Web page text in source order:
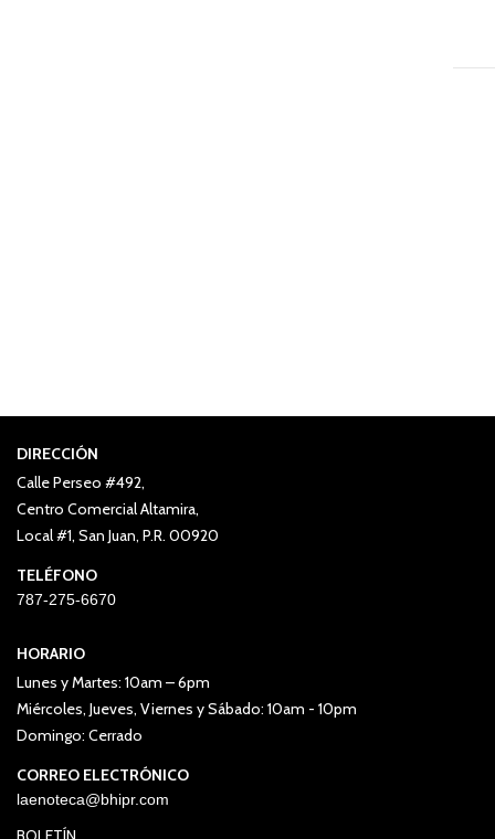
DIRECCIÓN
Calle Perseo #492,
Centro Comercial Altamira,
Local #1, San Juan, P.R. 00920
TELÉFONO
787-275-6670
HORARIO
Lunes y Martes: 10am – 6pm
Miércoles, Jueves, Viernes y Sábado: 10am - 10pm
Domingo: Cerrado
CORREO ELECTRÓNICO
laenoteca@bhipr.com